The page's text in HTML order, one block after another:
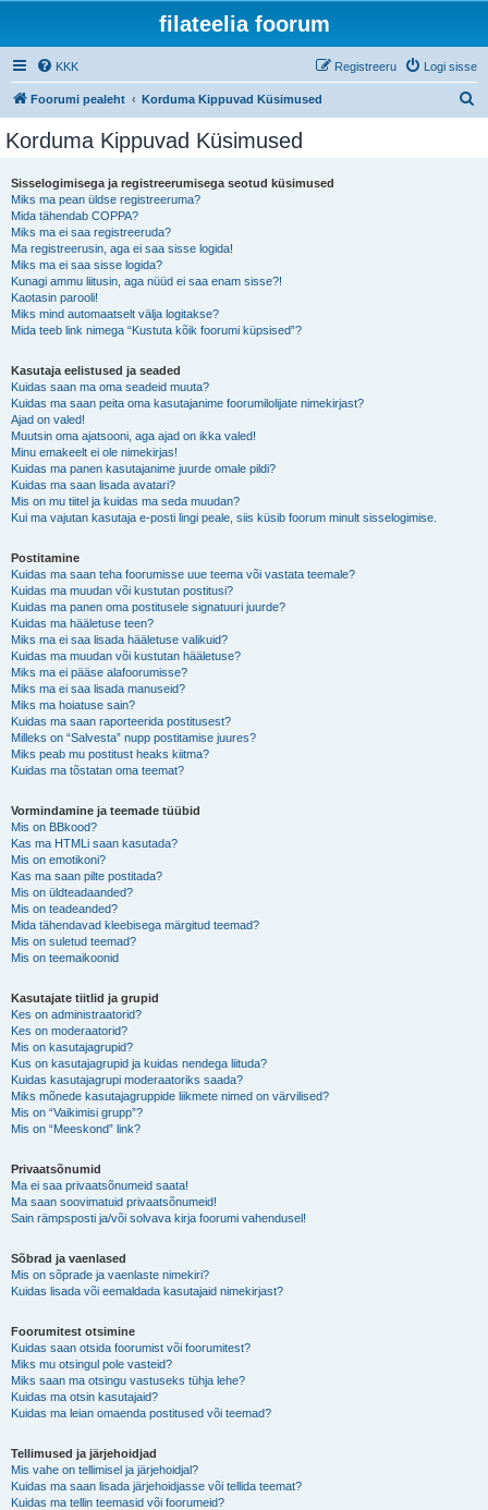
filateelia foorum
KKK Logi sisse
Registreeru
Foorumi pealeht Korduma Kippuvad Küsimused
Korduma Kippuvad Küsimused
Sisselogimisega ja registreerumisega seotud küsimused
Miks ma pean üldse registreeruma?
Mida tähendab COPPA?
Miks ma ei saa registreeruda?
Ma registreerusin, aga ei saa sisse logida!
Miks ma ei saa sisse logida?
Kunagi ammu liitusin, aga nüüd ei saa enam sisse?!
Kaotasin parooli!
Miks mind automaatselt välja logitakse?
Mida teeb link nimega “Kustuta kõik foorumi küpsised”?
Kasutaja eelistused ja seaded
Kuidas saan ma oma seadeid muuta?
Kuidas ma saan peita oma kasutajanime foorumilolijate nimekirjast?
Ajad on valed!
Muutsin oma ajatsooni, aga ajad on ikka valed!
Minu emakeelt ei ole nimekirjas!
Kuidas ma panen kasutajanime juurde omale pildi?
Kuidas ma saan lisada avatari?
Mis on mu tiitel ja kuidas ma seda muudan?
Kui ma vajutan kasutaja e-posti lingi peale, siis küsib foorum minult sisselogimise.
Postitamine
Kuidas ma saan teha foorumisse uue teema või vastata teemale?
Kuidas ma muudan või kustutan postitusi?
Kuidas ma panen oma postitusele signatuuri juurde?
Kuidas ma hääletuse teen?
Miks ma ei saa lisada hääletuse valikuid?
Kuidas ma muudan või kustutan hääletuse?
Miks ma ei pääse alafoorumisse?
Miks ma ei saa lisada manuseid?
Miks ma hoiatuse sain?
Kuidas ma saan raporteerida postitusest?
Milleks on “Salvesta” nupp postitamise juures?
Miks peab mu postitust heaks kiitma?
Kuidas ma tõstatan oma teemat?
Vormindamine ja teemade tüübid
Mis on BBkood?
Kas ma HTMLi saan kasutada?
Mis on emotikoni?
Kas ma saan pilte postitada?
Mis on üldteadaanded?
Mis on teadeanded?
Mida tähendavad kleebisega märgitud teemad?
Mis on suletud teemad?
Mis on teemaikoonid
Kasutajate tiitlid ja grupid
Kes on administraatorid?
Kes on moderaatorid?
Mis on kasutajagrupid?
Kus on kasutajagrupid ja kuidas nendega liituda?
Kuidas kasutajagrupi moderaatoriks saada?
Miks mõnede kasutajagruppide liikmete nimed on värvilised?
Mis on “Vaikimisi grupp”?
Mis on “Meeskond” link?
Privaatsõnumid
Ma ei saa privaatsõnumeid saata!
Ma saan soovimatuid privaatsõnumeid!
Sain rämpsposti ja/või solvava kirja foorumi vahendusel!
Sõbrad ja vaenlased
Mis on sõprade ja vaenlaste nimekiri?
Kuidas lisada või eemaldada kasutajaid nimekirjast?
Foorumitest otsimine
Kuidas saan otsida foorumist või foorumitest?
Miks mu otsingul pole vasteid?
Miks saan ma otsingu vastuseks tühja lehe?
Kuidas ma otsin kasutajaid?
Kuidas ma leian omaenda postitused või teemad?
Tellimused ja järjehoidjad
Mis vahe on tellimisel ja järjehoidjal?
Kuidas ma saan lisada järjehoidjasse või tellida teemat?
Kuidas ma tellin teemasid või foorumeid?